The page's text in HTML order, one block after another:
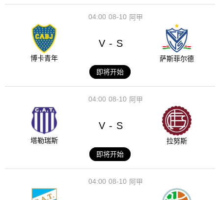
08-10
04:00 阿甲
博卡青年
V - S
萨斯菲尔德
即将开始
08-10
04:00 阿甲
塔勒瑞斯
V - S
拉努斯
即将开始
08-10
04:00 阿甲